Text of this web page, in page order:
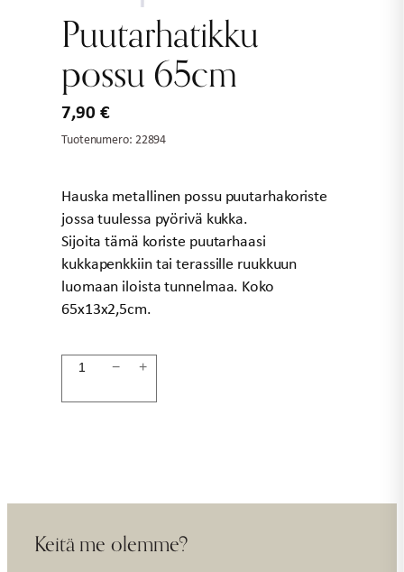
Puutarhatikku
possu 65cm
7,90 €
Tuotenumero: 22894
Hauska metallinen possu puutarhakoriste
jossa tuulessa pyörivä kukka.
Sijoita tämä koriste puutarhaasi
kukkapenkkiin tai terassille ruukkuun
luomaan iloista tunnelmaa. Koko
65x13x2,5cm.
Puutarhatikku
− +
Keitä me olemme?